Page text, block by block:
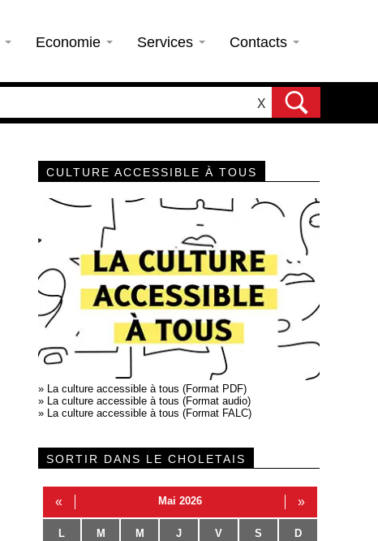
Economie Services Contacts
X
CULTURE ACCESSIBLE À TOUS
» La culture accessible à tous (Format PDF)
» La culture accessible à tous (Format audio)
» La culture accessible à tous (Format FALC)
SORTIR DANS LE CHOLETAIS
« Mai 2026 »
L M M J V S D